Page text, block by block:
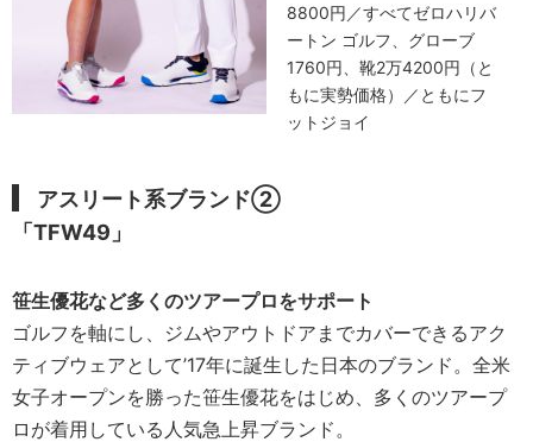
8800円／すべてゼロハリバ
ートン ゴルフ、グローブ
1760円、靴2万4200円（と
もに実勢価格）／ともにフ
ットジョイ
アスリート系ブランド②
「TFW49」
笹生優花など多くのツアープロをサポート
ゴルフを軸にし、ジムやアウトドアまでカバーできるアク
ティブウェアとして’17年に誕生した日本のブランド。全米
女子オープンを勝った笹生優花をはじめ、多くのツアープ
ロが着用している人気急上昇ブランド。